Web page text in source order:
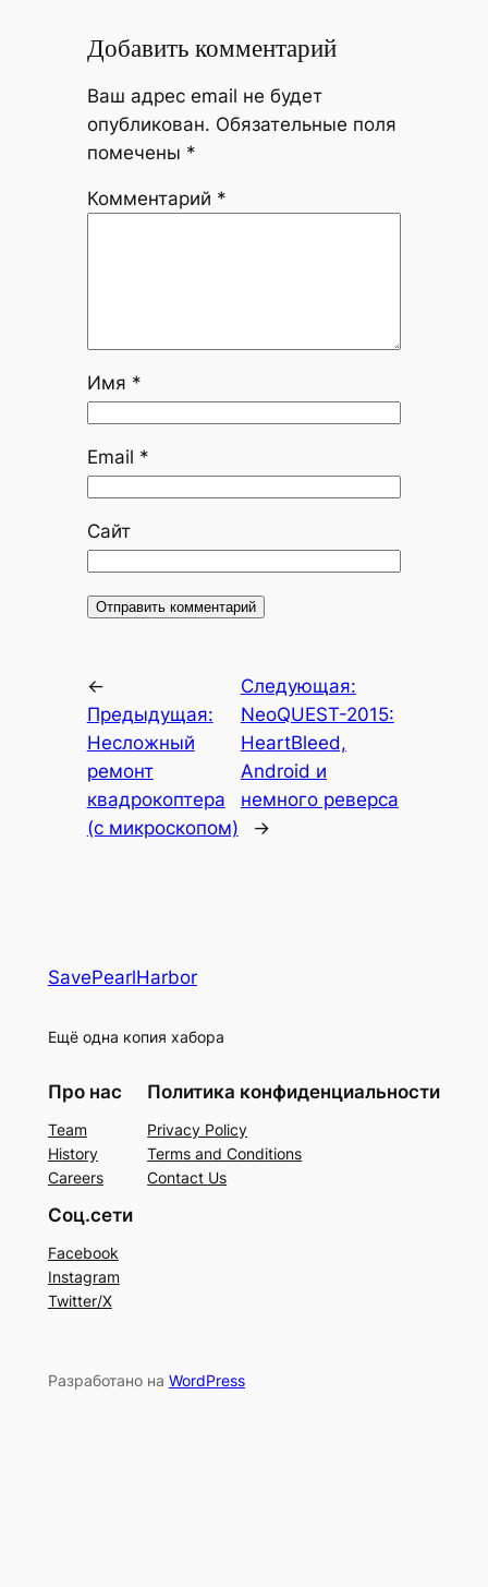
Добавить комментарий
Ваш адрес email не будет
опубликован. Обязательные поля
помечены *
Комментарий *
Имя *
Email *
Сайт
←
Предыдущая:
Несложный
ремонт
квадрокоптера
(с микроскопом)
Следующая:
NeoQUEST-2015:
HeartBleed,
Android и
немного реверса
→
SavePearlHarbor
Ещё одна копия хабора
Про нас
Team
History
Careers
Политика конфиденциальности
Privacy Policy
Terms and Conditions
Contact Us
Соц.сети
Facebook
Instagram
Twitter/X
Разработано на WordPress